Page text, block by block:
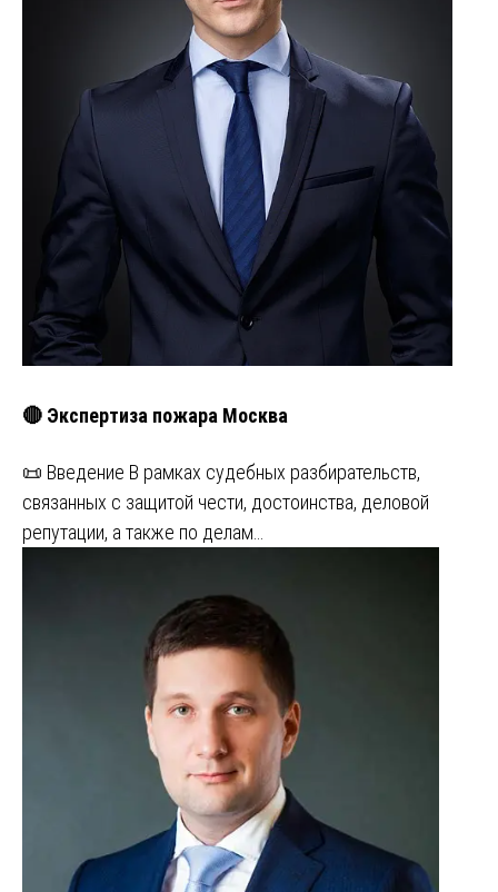
🔴 Экспертиза пожара Москва
📜 Введение В рамках судебных разбирательств,
связанных с защитой чести, достоинства, деловой
репутации, а также по делам…